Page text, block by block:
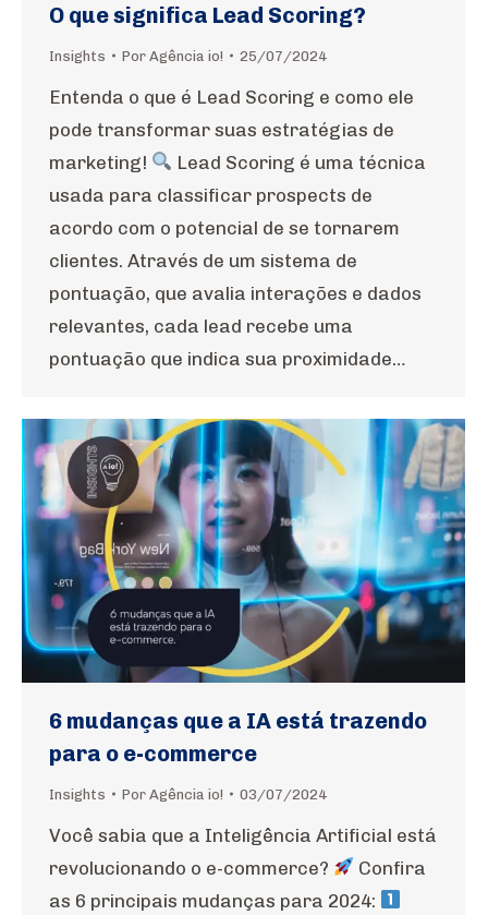
O que significa Lead Scoring?
Insights Por Agência io! 25/07/2024
Entenda o que é Lead Scoring e como ele
pode transformar suas estratégias de
marketing!
Lead Scoring é uma técnica
usada para classificar prospects de
acordo com o potencial de se tornarem
clientes. Através de um sistema de
pontuação, que avalia interações e dados
relevantes, cada lead recebe uma
pontuação que indica sua proximidade…
6 mudanças que a IA está trazendo
para o e-commerce
Insights Por Agência io! 03/07/2024
Você sabia que a Inteligência Artificial está
revolucionando o e-commerce?
Confira
as 6 principais mudanças para 2024: